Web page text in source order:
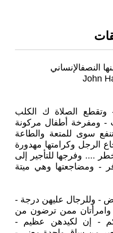
John
الصلاة ك الكلب
- ومفرخة أطفال مركونة
سوى للمتعة والطاعة
الرجل وكرامتها مهدورة
.... وفرجها للتأجير إلى
- ومضاجعتها وهي ميتة
- وللرجال عليهن درجة -
وامرأتان ممن ترضون من
- إن لكيدهن عظيم -